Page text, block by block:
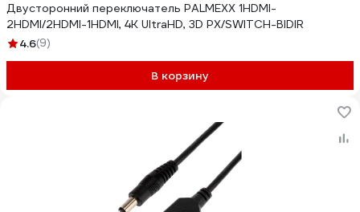
Двусторонний переключатель PALMEXX 1HDMI-
2HDMI/2HDMI-1HDMI, 4K UltraHD, 3D PX/SWITCH-BIDIR
4.6(9)
В корзину